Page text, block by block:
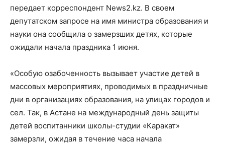
передает корреспондент News2.kz. В своем
депутатском запросе на имя министра образования и
науки она сообщила о замерзших детях, которые
ожидали начала праздника 1 июня.
«Особую озабоченность вызывает участие детей в
массовых мероприятиях, проводимых в праздничные
дни в организациях образования, на улицах городов и
сел. Так, в Астане на международный день защиты
детей воспитанники школы-студии «Каракат»
замерзли, ожидая в течение часа начала